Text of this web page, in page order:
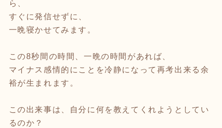
ら、
すぐに発信せずに、
一晩寝かせてみます。
この8秒間の時間、一晩の時間があれば、
マイナス感情的にことを冷静になって再考出来る余
裕が生まれます。
この出来事は、自分に何を教えてくれようとしてい
るのか？